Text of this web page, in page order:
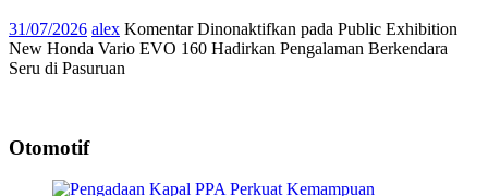
31/07/2026 alex Komentar Dinonaktifkan pada Public Exhibition
New Honda Vario EVO 160 Hadirkan Pengalaman Berkendara
Seru di Pasuruan
Otomotif